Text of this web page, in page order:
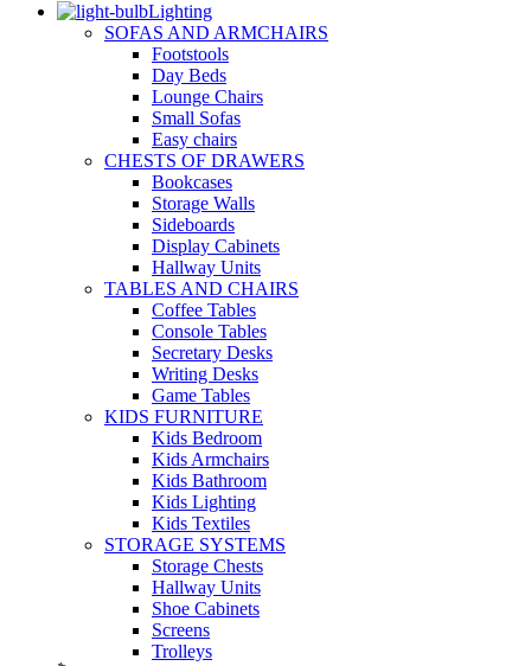
Lighting
SOFAS AND ARMCHAIRS
Footstools
Day Beds
Lounge Chairs
Small Sofas
Easy chairs
CHESTS OF DRAWERS
Bookcases
Storage Walls
Sideboards
Display Cabinets
Hallway Units
TABLES AND CHAIRS
Coffee Tables
Console Tables
Secretary Desks
Writing Desks
Game Tables
KIDS FURNITURE
Kids Bedroom
Kids Armchairs
Kids Bathroom
Kids Lighting
Kids Textiles
STORAGE SYSTEMS
Storage Chests
Hallway Units
Shoe Cabinets
Screens
Trolleys